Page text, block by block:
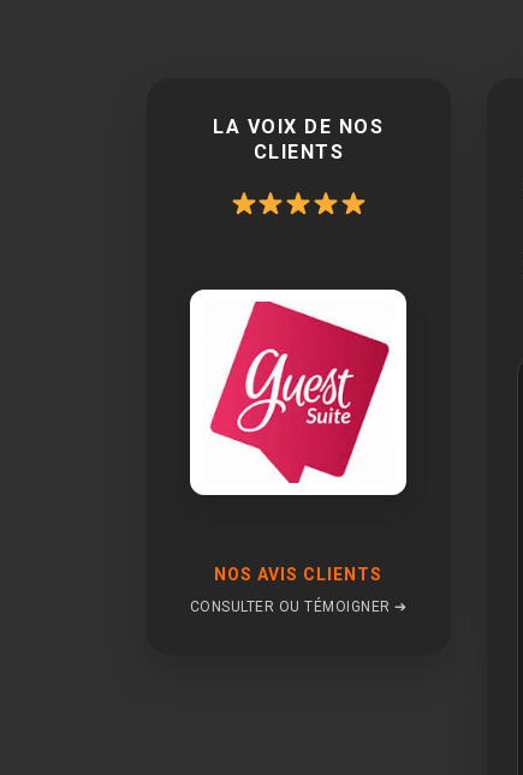
LA VOIX DE NOS
CLIENTS
NOS AVIS CLIENTS
CONSULTER OU TÉMOIGNER ➔